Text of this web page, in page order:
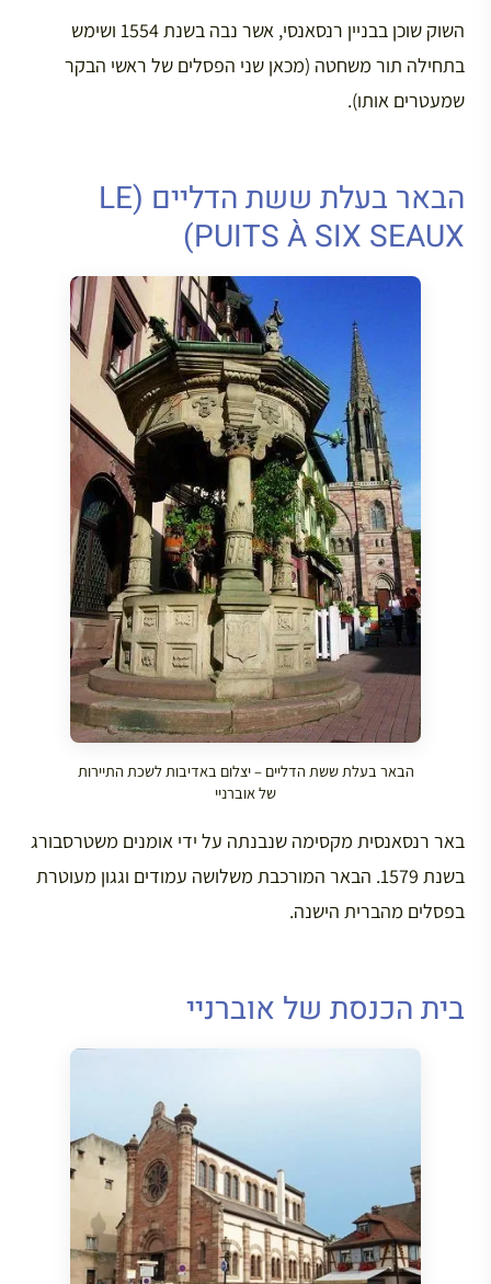
השוק שוכן בבניין רנסאנסי, אשר נבה בשנת 1554 ושימש
בתחילה תור משחטה (מכאן שני הפסלים של ראשי הבקר
שמעטרים אותו).
הבאר בעלת ששת הדליים (LE
PUITS À SIX SEAUX)
הבאר בעלת ששת הדליים – יצלום באדיבות לשכת התיירות
של אוברניי
באר רנסאנסית מקסימה שנבנתה על ידי אומנים משטרסבורג
בשנת 1579. הבאר המורכבת משלושה עמודים וגגון מעוטרת
בפסלים מהברית הישנה.
בית הכנסת של אוברניי